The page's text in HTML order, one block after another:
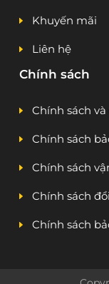
Khuyến mãi
Liên hệ
Chính sách
Chính sách
Chính sách
Chính sách
Chính sách
Chính sách